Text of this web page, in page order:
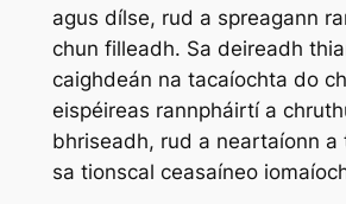
agus dílse, rud a spreagann
chun filleadh. Sa deireadh
caighdeán na tacaíochta do
eispéireas rannpháirtí a
bhriseadh, rud a neartaíonn
sa tionscal ceasaíneo